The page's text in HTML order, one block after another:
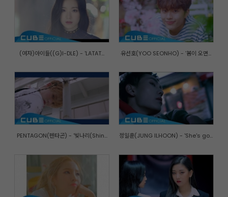
(여자)아이들((G)I-DLE) - 'LATAT... 유선호(YOO SEONHO) - '봄이 오면...
PENTAGON(펜타곤) - '빛나리(Shin... 정일훈(JUNG ILHOON) - 'She's go...